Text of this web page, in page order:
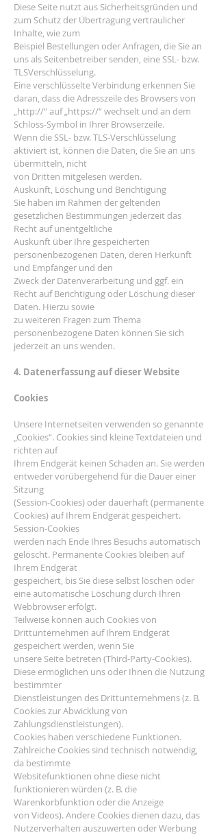
Diese Seite nutzt aus Sicherheitsgründen und
zum Schutz der Übertragung vertraulicher
Inhalte, wie zum
Beispiel Bestellungen oder Anfragen, die Sie an
uns als Seitenbetreiber senden, eine SSL- bzw.
TLSVerschlüsselung.
Eine verschlüsselte Verbindung erkennen Sie
daran, dass die Adresszeile des Browsers von
„http://“ auf „https://“ wechselt und an dem
Schloss-Symbol in Ihrer Browserzeile.
Wenn die SSL- bzw. TLS-Verschlüsselung
aktiviert ist, können die Daten, die Sie an uns
übermitteln, nicht
von Dritten mitgelesen werden.
Auskunft, Löschung und Berichtigung
Sie haben im Rahmen der geltenden
gesetzlichen Bestimmungen jederzeit das
Recht auf unentgeltliche
Auskunft über Ihre gespeicherten
personenbezogenen Daten, deren Herkunft
und Empfänger und den
Zweck der Datenverarbeitung und ggf. ein
Recht auf Berichtigung oder Löschung dieser
Daten. Hierzu sowie
zu weiteren Fragen zum Thema
personenbezogene Daten können Sie sich
jederzeit an uns wenden.
4. Datenerfassung auf dieser Website
Cookies
Unsere Internetseiten verwenden so genannte
„Cookies“. Cookies sind kleine Textdateien und
richten auf
Ihrem Endgerät keinen Schaden an. Sie werden
entweder vorübergehend für die Dauer einer
Sitzung
(Session-Cookies) oder dauerhaft (permanente
Cookies) auf Ihrem Endgerät gespeichert.
Session-Cookies
werden nach Ende Ihres Besuchs automatisch
gelöscht. Permanente Cookies bleiben auf
Ihrem Endgerät
gespeichert, bis Sie diese selbst löschen oder
eine automatische Löschung durch Ihren
Webbrowser erfolgt.
Teilweise können auch Cookies von
Drittunternehmen auf Ihrem Endgerät
gespeichert werden, wenn Sie
unsere Seite betreten (Third-Party-Cookies).
Diese ermöglichen uns oder Ihnen die Nutzung
bestimmter
Dienstleistungen des Drittunternehmens (z. B.
Cookies zur Abwicklung von
Zahlungsdienstleistungen).
Cookies haben verschiedene Funktionen.
Zahlreiche Cookies sind technisch notwendig,
da bestimmte
Websitefunktionen ohne diese nicht
funktionieren würden (z. B. die
Warenkorbfunktion oder die Anzeige
von Videos). Andere Cookies dienen dazu, das
Nutzerverhalten auszuwerten oder Werbung